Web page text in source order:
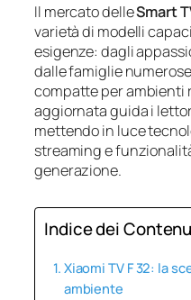
Il mercato delleSmart
varietà di modelli
esigenze: dagli
dalle famiglie
compatte per ambienti
aggiornata guida i
mettendo in luce
streaming e
generazione.
Indice dei
Xiaomi TV F 32: la
ambiente